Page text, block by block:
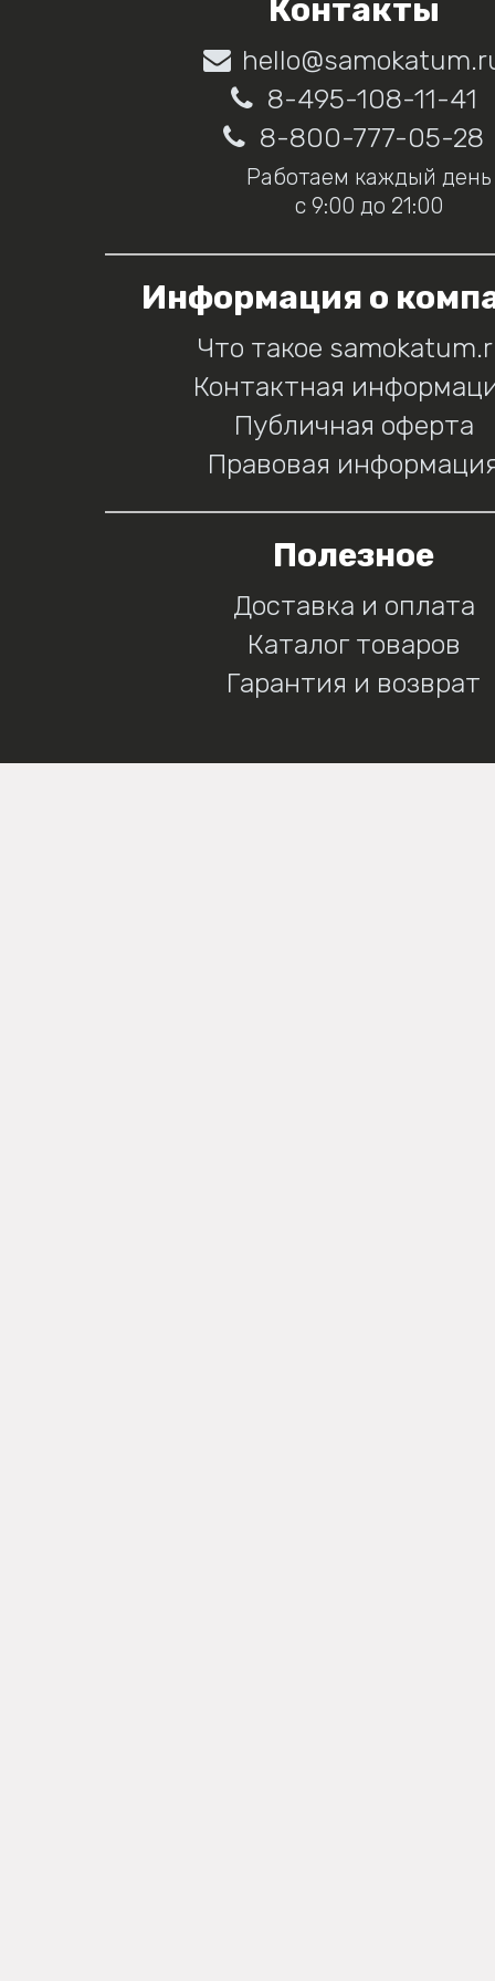
Контакты
8-495-108-11-41
8-800-777-05-28
Работаем каждый день
с 9:00 до 21:00
Информация о
Что такое
Контактная
Публичная оферта
Правовая
Полезное
Доставка и оплата
Каталог товаров
Гарантия и возврат